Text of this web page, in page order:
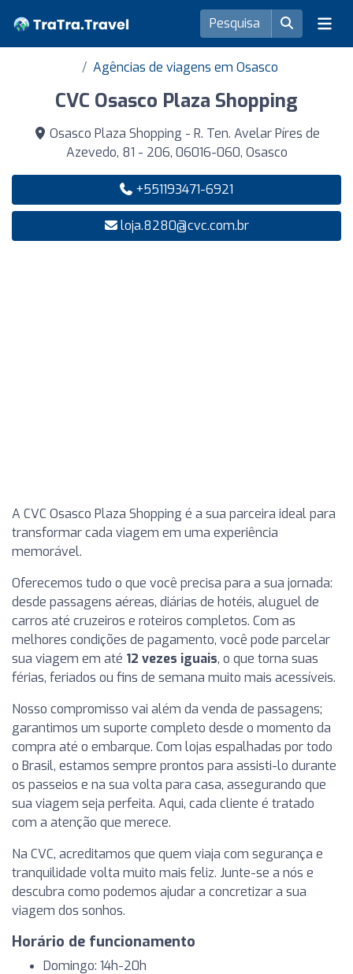
Agências de viagens em Osasco
CVC Osasco Plaza Shopping
Osasco Plaza Shopping - R. Ten. Avelar Píres de
Azevedo, 81 - 206, 06016-060, Osasco
+551193471-6921
loja.8280@cvc.com.br
A CVC Osasco Plaza Shopping é a sua parceira ideal para
transformar cada viagem em uma experiência
memorável.
Oferecemos tudo o que você precisa para a sua jornada:
desde passagens aéreas, diárias de hotéis, aluguel de
carros até cruzeiros e roteiros completos. Com as
melhores condições de pagamento, você pode parcelar
sua viagem em até 12 vezes iguais, o que torna suas
férias, feriados ou fins de semana muito mais acessíveis.
Nosso compromisso vai além da venda de passagens;
garantimos um suporte completo desde o momento da
compra até o embarque. Com lojas espalhadas por todo
o Brasil, estamos sempre prontos para assisti-lo durante
os passeios e na sua volta para casa, assegurando que
sua viagem seja perfeita. Aqui, cada cliente é tratado
com a atenção que merece.
Na CVC, acreditamos que quem viaja com segurança e
tranquilidade volta muito mais feliz. Junte-se a nós e
descubra como podemos ajudar a concretizar a sua
viagem dos sonhos.
Horário de funcionamento
Domingo: 14h-20h